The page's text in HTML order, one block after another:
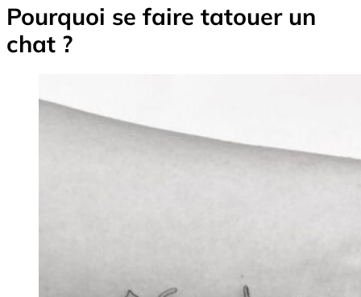
Pourquoi se faire tatouer un
chat ?